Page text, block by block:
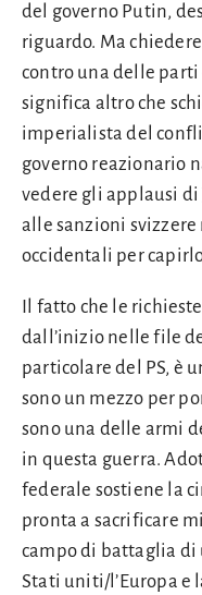
del governo Putin,
riguardo. Ma
contro una delle
significa altro che
imperialista del
governo reazionario
vedere gli applausi di
alle sanzioni
occidentali per
Il fatto che le
dall’inizio nelle file
particolare del PS, è
sono un mezzo per
sono una delle armi
in questa guerra.
federale sostiene la
pronta a sacrificare
campo di battaglia di
Stati uniti/l’Europa e